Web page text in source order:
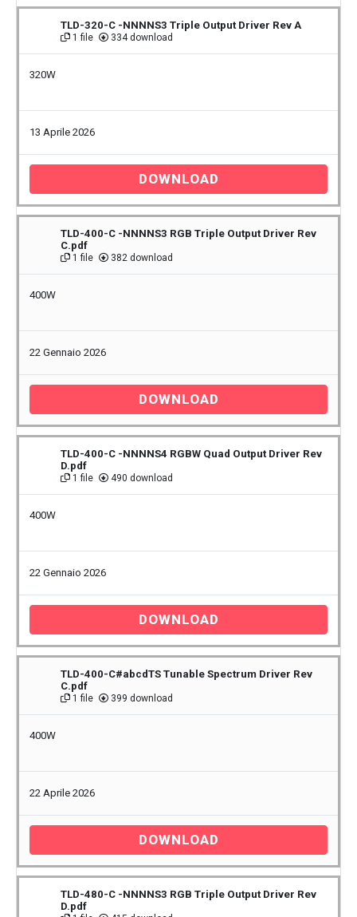
TLD-320-C -NNNNS3 Triple Output Driver Rev A
1 file 334 download
320W
13 Aprile 2026
DOWNLOAD
TLD-400-C -NNNNS3 RGB Triple Output Driver Rev
C.pdf
1 file 382 download
400W
22 Gennaio 2026
DOWNLOAD
TLD-400-C -NNNNS4 RGBW Quad Output Driver Rev
D.pdf
1 file 490 download
400W
22 Gennaio 2026
DOWNLOAD
TLD-400-C#abcdTS Tunable Spectrum Driver Rev
C.pdf
1 file 399 download
400W
22 Aprile 2026
DOWNLOAD
TLD-480-C -NNNNS3 RGB Triple Output Driver Rev
D.pdf